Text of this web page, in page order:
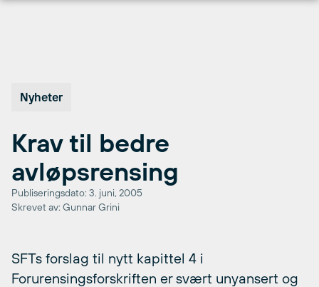
Nyheter
Krav til bedre
avløpsrensing
Publiseringsdato: 3. juni, 2005
Skrevet av: Gunnar Grini
SFTs forslag til nytt kapittel 4 i
Forurensingsforskriften er svært unyansert og